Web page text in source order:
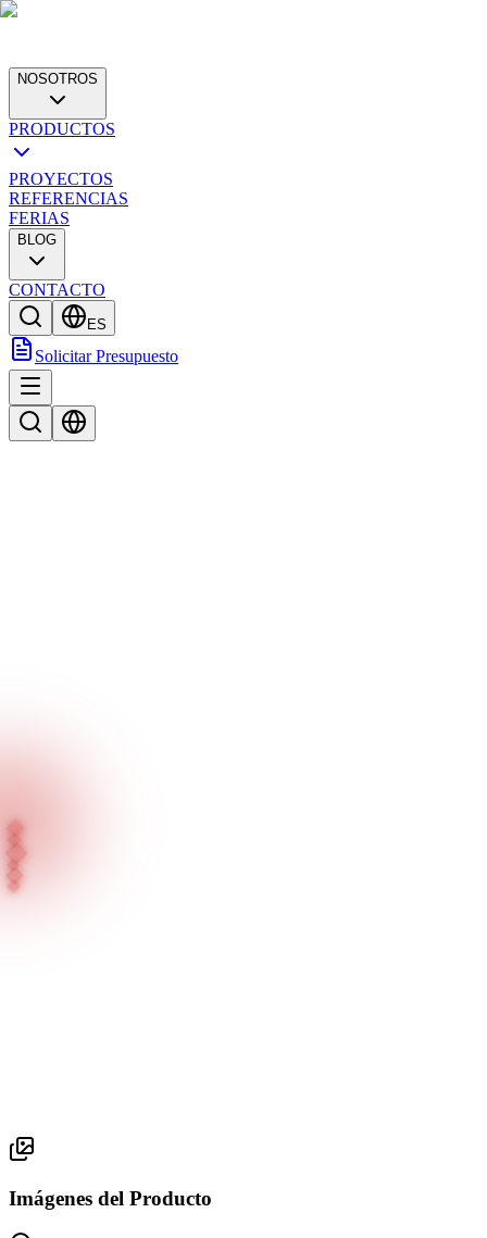
NOSOTROS
PRODUCTOS
PROYECTOS
REFERENCIAS
FERIAS
BLOG
CONTACTO
ES
Solicitar Presupuesto
Imágenes del Producto